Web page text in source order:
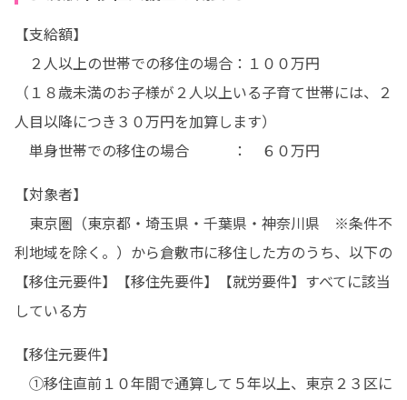
【支給額】
２人以上の世帯での移住の場合：１００万円
（１８歳未満のお子様が２人以上いる子育て世帯には、２
人目以降につき３０万円を加算します）
単身世帯での移住の場合　　　：　６０万円
【対象者】
東京圏（東京都・埼玉県・千葉県・神奈川県　※条件不
利地域を除く。）から倉敷市に移住した方のうち、以下の
【移住元要件】【移住先要件】【就労要件】すべてに該当
している方
【移住元要件】
①移住直前１０年間で通算して５年以上、東京２３区に